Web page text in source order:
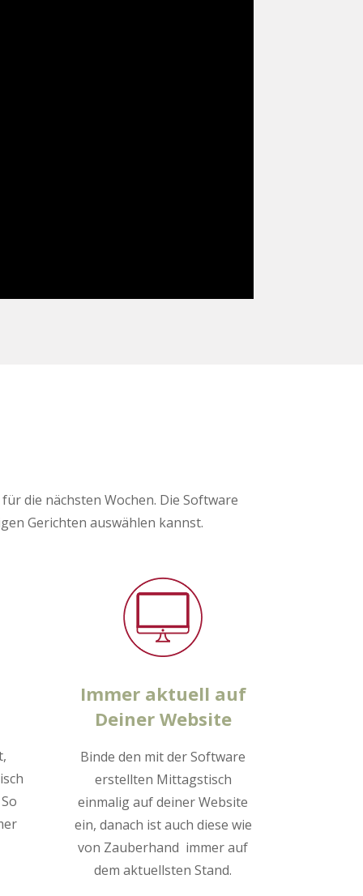
die nächsten Wochen. Die Software
Gerichten auswählen kannst.
Immer aktuell auf
Deiner Website
Binde den mit der Software
erstellten Mittagstisch
einmalig auf deiner Website
ein, danach ist auch diese wie
von Zauberhand immer auf
dem aktuellsten Stand.